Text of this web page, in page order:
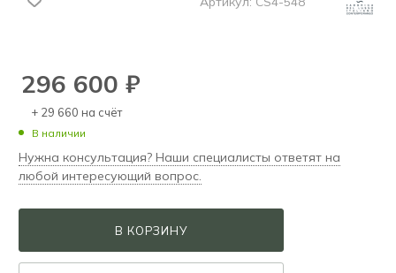
296 600 ₽
+ 29 660 на счёт
В наличии
Нужна консультация? Наши специалисты ответят на
любой интересующий вопрос.
В КОРЗИНУ